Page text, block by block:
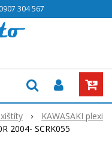
0907 304 567
KAWASAKI plexi
2004- SCRK055